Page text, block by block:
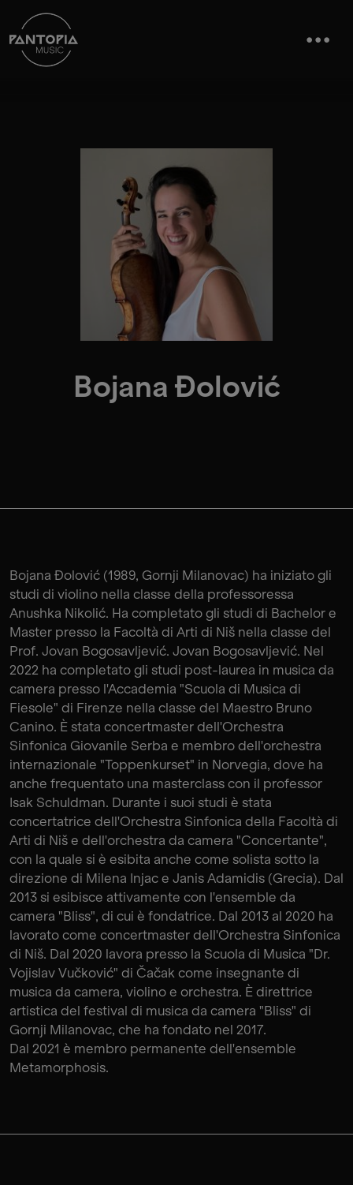
Bojana Đolović
Bojana Đolović (1989, Gornji Milanovac) ha iniziato gli
studi di violino nella classe della professoressa
Anushka Nikolić. Ha completato gli studi di Bachelor e
Master presso la Facoltà di Arti di Niš nella classe del
Prof. Jovan Bogosavljević. Jovan Bogosavljević. Nel
2022 ha completato gli studi post-laurea in musica da
camera presso l'Accademia "Scuola di Musica di
Fiesole" di Firenze nella classe del Maestro Bruno
Canino. È stata concertmaster dell'Orchestra
Sinfonica Giovanile Serba e membro dell'orchestra
internazionale "Toppenkurset" in Norvegia, dove ha
anche frequentato una masterclass con il professor
Isak Schuldman. Durante i suoi studi è stata
concertatrice dell'Orchestra Sinfonica della Facoltà di
Arti di Niš e dell'orchestra da camera "Concertante",
con la quale si è esibita anche come solista sotto la
direzione di Milena Injac e Janis Adamidis (Grecia). Dal
2013 si esibisce attivamente con l'ensemble da
camera "Bliss", di cui è fondatrice. Dal 2013 al 2020 ha
lavorato come concertmaster dell'Orchestra Sinfonica
di Niš. Dal 2020 lavora presso la Scuola di Musica "Dr.
Vojislav Vučković" di Čačak come insegnante di
musica da camera, violino e orchestra. È direttrice
artistica del festival di musica da camera "Bliss" di
Gornji Milanovac, che ha fondato nel 2017.
Dal 2021 è membro permanente dell'ensemble
Metamorphosis.